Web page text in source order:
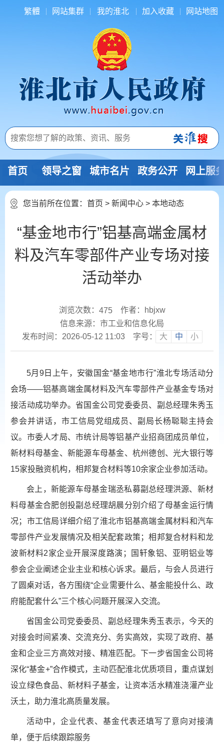
繁體 网站集群 我的淮北 加入收藏 网站地图
首页 领导之窗 城市名片 政务公开 网上服
您当前所在位置： 首页 > 新闻中心 > 本地动态
“基金地市行”铝基高端金属材
料及汽车零部件产业专场对接
活动举办
浏览次数： 475
作者：hbjxw
信息来源：市工业和信息化局
发布时间：2026-05-12 11:03
字号： 大 中 小
5月9日上午，安徽国金“基金地市行”淮北专场活动分
会场——铝基高端金属材料及汽车零部件产业基金专场对
接活动成功举办。省国金公司党委委员、副总经理朱秀玉
参会并讲话，市工信局党组成员、副局长杨聪聪主持会
议。市委人才局、市统计局等铝基产业招商团成员单位，
新材料母基金、新能源车母基金、杭州德创、光大银行等
15家投融资机构，相邦复合材料等10余家企业参加活动。
会上，新能源车母基金瑞丞私募副总经理洪源、新材
料母基金合肥创投副总经理胡晨分别介绍了母基金运行情
况；市工信局详细介绍了淮北市铝基高端金属材料和汽车
零部件产业发展情况及相关配套政策；相邦复合材料和龙
波新材料2家企业开展深度路演；国轩象铝、亚明铝业等
参会企业阐述企业主业和核心诉求。最后，与会人员进行
了圆桌对话，各方围绕“企业需要什么、基金能投什么、政
府能配套什么”三个核心问题开展深入交流。
省国金公司党委委员、副总经理朱秀玉表示，今天的
对接会时间紧凑、交流充分、务实高效，实现了政府、基
金和企业三方高效对接、精准匹配。下一步省国金公司将
深化“基金+”合作模式，主动匹配淮北优质项目，重点谋划
设立绿色食品、新材料子基金，让资本活水精准浇灌产业
沃土，助力淮北高质量发展。
活动中，企业代表、基金代表还填写了意向对接清
单，便于后续跟踪服务